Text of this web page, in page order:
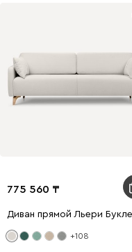
775 560
Диван прямой Льери
+108